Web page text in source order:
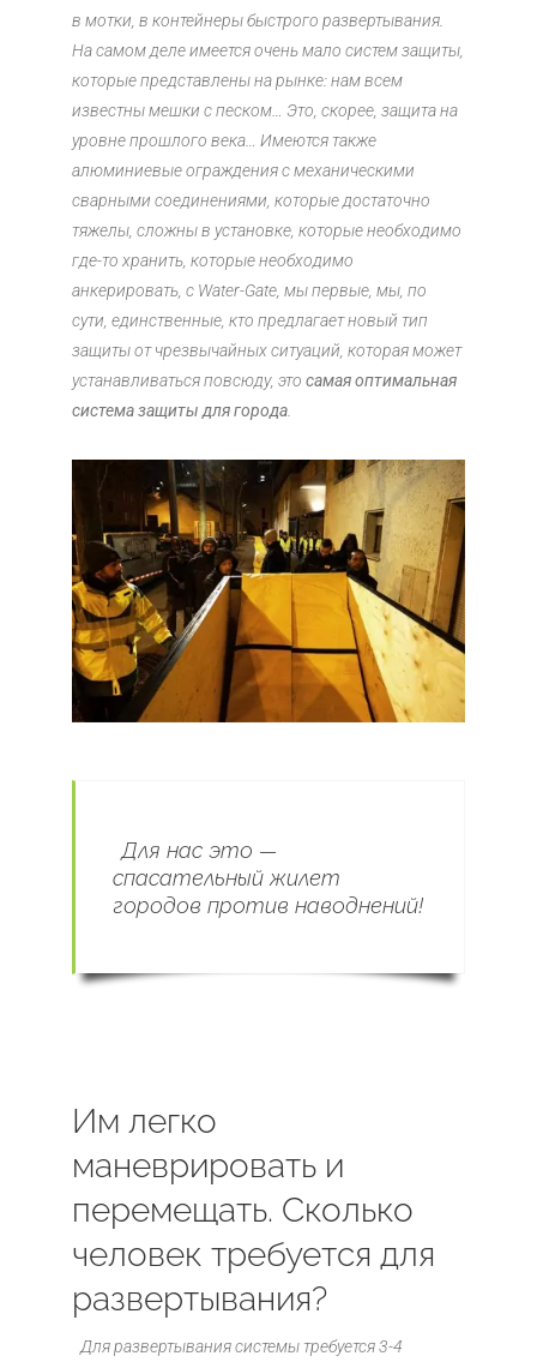
в мотки, в контейнеры быстрого развертывания.
На самом деле имеется очень мало систем защиты,
которые представлены на рынке: нам всем
известны мешки с песком… Это, скорее, защита на
уровне прошлого века… Имеются также
алюминиевые ограждения с механическими
сварными соединениями, которые достаточно
тяжелы, сложны в установке, которые необходимо
где-то хранить, которые необходимо
анкерировать, с Water-Gate, мы первые, мы, по
сути, единственные, кто предлагает новый тип
защиты от чрезвычайных ситуаций, которая может
устанавливаться повсюду, это самая оптимальная
система защиты для города
Для нас это —
спасательный жилет
городов против наводнений!
Им легко
маневрировать и
перемещать. Сколько
человек требуется для
развертывания?
Для развертывания системы требуется 3-4